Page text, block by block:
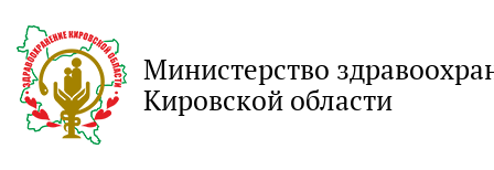
Министерство
Кировской области